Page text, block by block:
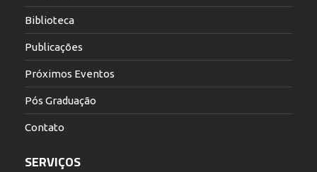
Biblioteca
Publicações
Próximos Eventos
Pós Graduação
Contato
SERVIÇOS